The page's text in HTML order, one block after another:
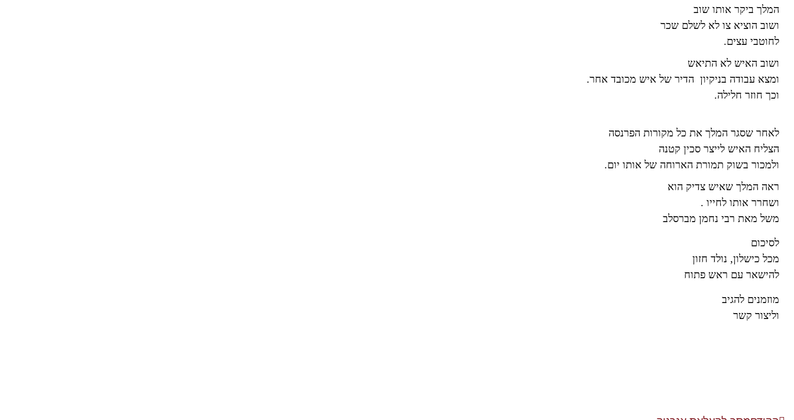
המלך ביקר אותו שוב
ושוב הוציא צו לא לשלם שכר
לחוטבי עצים.
ושוב האיש לא התיאש
ומצא עבודה בניקיון הדיר של איש מכובד אחר.
וכך חוזר חלילה.
לאחר שסגר המלך את כל מקורות הפרנסה
הצליח האיש לייצר סכין קטנה
ולמכור בשוק תמורת הארוחה של אותו יום.
ראה המלך שאיש צדיק הוא
ושחרר אותו לחייו .
משל מאת רבי נחמן מברסלב
לסיכום
מכל כישלון, נולד חזון
להישאר עם ראש פתוח
מוזמנים להגיב
וליצור קשר